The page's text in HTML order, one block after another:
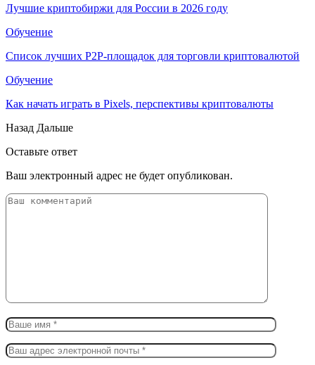
Лучшие криптобиржи для России в 2026 году
Обучение
Список лучших P2P-площадок для торговли криптовалютой
Обучение
Как начать играть в Pixels, перспективы криптовалюты
Назад Дальше
Оставьте ответ
Ваш электронный адрес не будет опубликован.